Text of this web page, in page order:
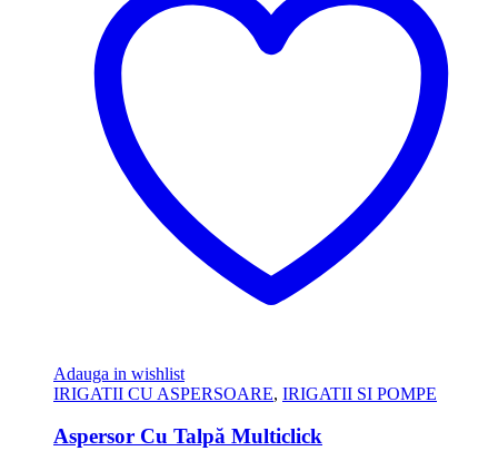
Adauga in wishlist
IRIGATII CU ASPERSOARE, IRIGATII SI POMPE
Aspersor Cu Talpă Multiclick